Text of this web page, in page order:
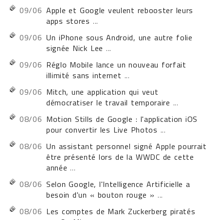
09/06 Apple et Google veulent rebooster leurs
apps stores ...
09/06 Un iPhone sous Android, une autre folie
signée Nick Lee ...
09/06 Réglo Mobile lance un nouveau forfait
illimité sans internet ...
09/06 Mitch, une application qui veut
démocratiser le travail temporaire ...
08/06 Motion Stills de Google : l'application iOS
pour convertir les Live Photos ...
08/06 Un assistant personnel signé Apple pourrait
être présenté lors de la WWDC de cette
année...
08/06 Selon Google, l'Intelligence Artificielle a
besoin d'un « bouton rouge » ...
08/06 Les comptes de Mark Zuckerberg piratés